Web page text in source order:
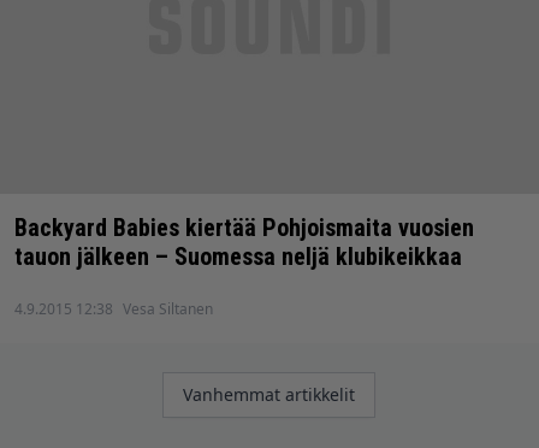
Backyard Babies kiertää Pohjoismaita vuosien
tauon jälkeen – Suomessa neljä klubikeikkaa
4.9.2015 12:38 Vesa Siltanen
Artikkelien
Vanhemmat artikkelit